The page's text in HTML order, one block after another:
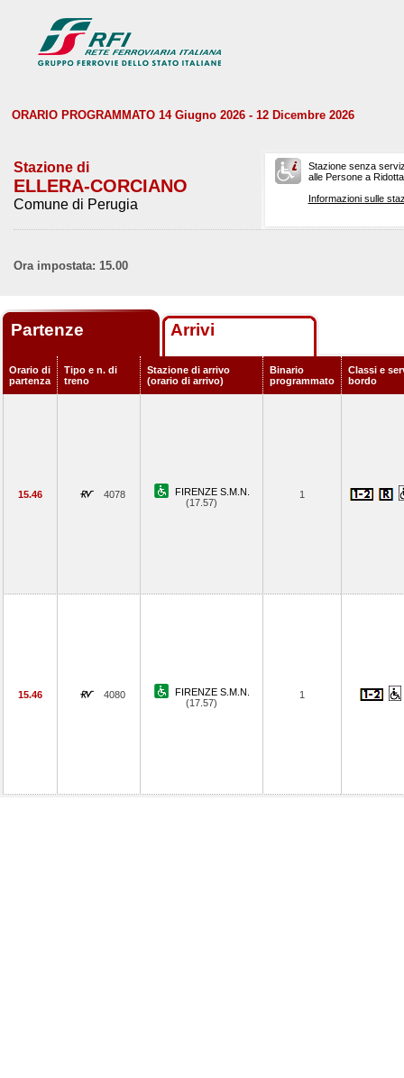
ORARIO PROGRAMMATO 14 Giugno 2026 - 12 Dicembre 2026
Stazione di
ELLERA-CORCIANO
Comune di Perugia
Stazione senza
alle Persone a
Informazioni sulle
Ora impostata: 15.00
Partenze Arrivi
Orario di
partenza
Tipo e n. di
treno
Stazione di arrivo
(orario di arrivo)
Binario
programmato
Classi e
bordo
15.46 4078
FIRENZE S.M.N.
(17.57)
1
15.46 4080
FIRENZE S.M.N.
(17.57)
1